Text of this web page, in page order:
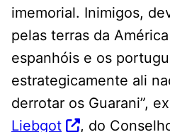
imemorial. Inimigos,
pelas terras da
espanhóis e os
estrategicamente ali
derrotar os Guarani”,
Liebgot
, do